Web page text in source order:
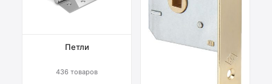
Петли
436 товаров